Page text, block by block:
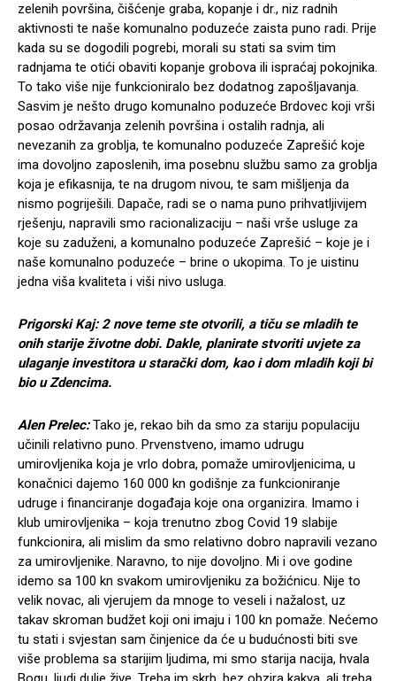
zelenih površina, čišćenje graba, kopanje i dr., niz radnih
aktivnosti te naše komunalno poduzeće zaista puno radi. Prije
kada su se dogodili pogrebi, morali su stati sa svim tim
radnjama te otići obaviti kopanje grobova ili ispraćaj pokojnika.
To tako više nije funkcioniralo bez dodatnog zapošljavanja.
Sasvim je nešto drugo komunalno poduzeće Brdovec koji vrši
posao održavanja zelenih površina i ostalih radnja, ali
nevezanih za groblja, te komunalno poduzeće Zaprešić koje
ima dovoljno zaposlenih, ima posebnu službu samo za groblja
koja je efikasnija, te na drugom nivou, te sam mišljenja da
nismo pogriješili. Dapače, radi se o nama puno prihvatljivijem
rješenju, napravili smo racionalizaciju – naši vrše usluge za
koje su zaduženi, a komunalno poduzeće Zaprešić – koje je i
naše komunalno poduzeće – brine o ukopima. To je uistinu
jedna viša kvaliteta i viši nivo usluga.
Prigorski Kaj: 2 nove teme ste otvorili, a tiču se mladih te
onih starije životne dobi. Dakle, planirate stvoriti uvjete za
ulaganje investitora u starački dom, kao i dom mladih koji bi
bio u Zdencima.
Alen Prelec:Tako je, rekao bih da smo za stariju populaciju
učinili relativno puno. Prvenstveno, imamo udrugu
umirovljenika koja je vrlo dobra, pomaže umirovljenicima, u
konačnici dajemo 160 000 kn godišnje za funkcioniranje
udruge i financiranje događaja koje ona organizira. Imamo i
klub umirovljenika – koja trenutno zbog Covid 19 slabije
funkcionira, ali mislim da smo relativno dobro napravili vezano
za umirovljenike. Naravno, to nije dovoljno. Mi i ove godine
idemo sa 100 kn svakom umirovljeniku za božićnicu. Nije to
velik novac, ali vjerujem da mnoge to veseli i nažalost, uz
takav skroman budžet koji oni imaju i 100 kn pomaže. Nećemo
tu stati i svjestan sam činjenice da će u budućnosti biti sve
više problema sa starijim ljudima, mi smo starija nacija, hvala